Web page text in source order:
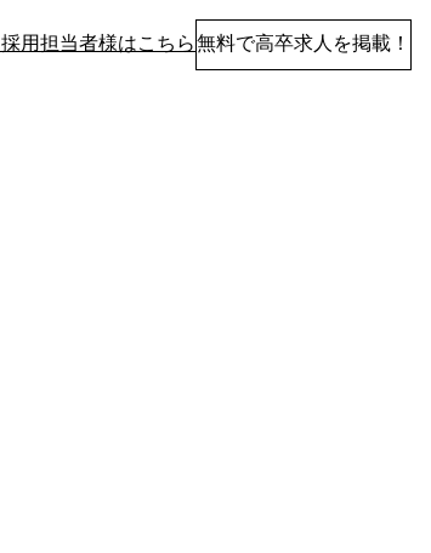
採用担当者様はこちら無料で高卒求人を掲載！